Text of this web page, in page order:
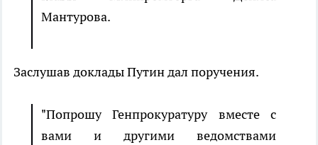
Мантурова.
Заслушав доклады Путин дал поручения.
"Попрошу Генпрокуратуру вместе с
вами и другими ведомствами